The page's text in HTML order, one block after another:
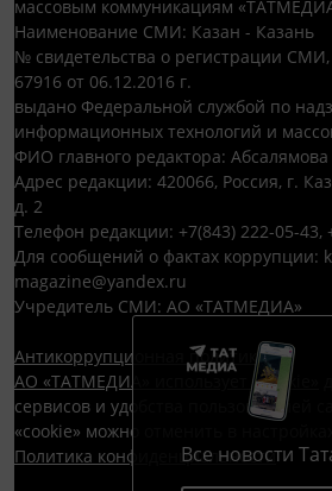
Все новости
массовым коммуникациям
Наименование СМИ: Казан - Казань
№ свидетельства о регистрации
67916 от 06.12.2016 г.
выдано Федеральной службой по
информационных технологий и
ФИО главного редактора:
Адрес редакции: 420066, Россия, г.
д. 2
Телефон редакции: +7(843) 222-05-43,
Для сообщений о фактах коррупции:
magazine@yandex.ru
Учредитель СМИ: АО «ТАТМЕДИА»
Антикоррупционная политика
АО «ТАТМЕДИА» использует «cookie»
сервисов и удобства пользователей
«cookie» можно отменить в настройках
Политика конфиденциальности